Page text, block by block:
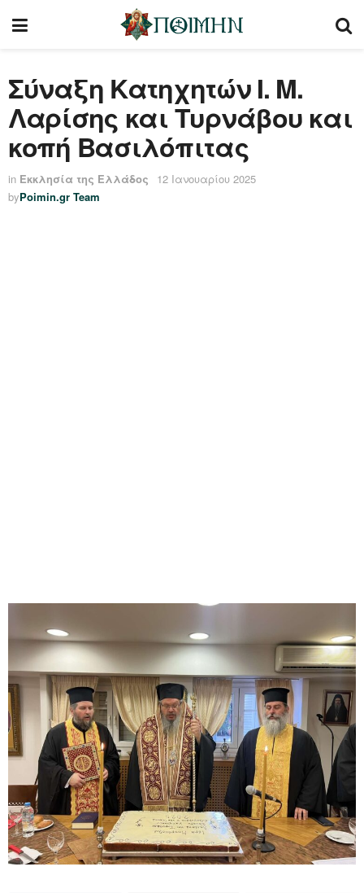
Σύναξη Κατηχητών Ι. Μ.
Λαρίσης και Τυρνάβου και
κοπή Βασιλόπιτας
in Εκκλησία της Ελλάδος
12 Ιανουαρίου 2025
byPoimin.gr Team